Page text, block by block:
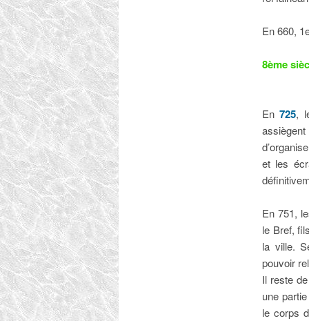
En 660,
8ème
En725,
et les
En 751,
le Bref,
la ville.
pouvoir
Il reste
une
le corps